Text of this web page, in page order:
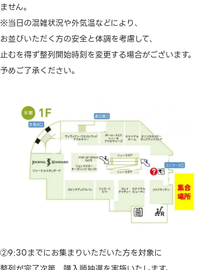
ません。
※当日の混雑状況や外気温などにより、
お並びいただく方の安全と体調を考慮して、
止むを得ず整列開始時刻を変更する場合がございます。
予めご了承ください。
②9:30までにお集まりいただいた方を対象に